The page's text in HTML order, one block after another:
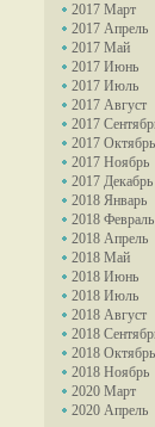
2017 Март
2017 Апрель
2017 Май
2017 Июнь
2017 Июль
2017 Август
2017
2017 Октябрь
2017 Ноябрь
2017 Декабрь
2018 Январь
2018 Февраль
2018 Апрель
2018 Май
2018 Июнь
2018 Июль
2018 Август
2018
2018 Октябрь
2018 Ноябрь
2020 Март
2020 Апрель